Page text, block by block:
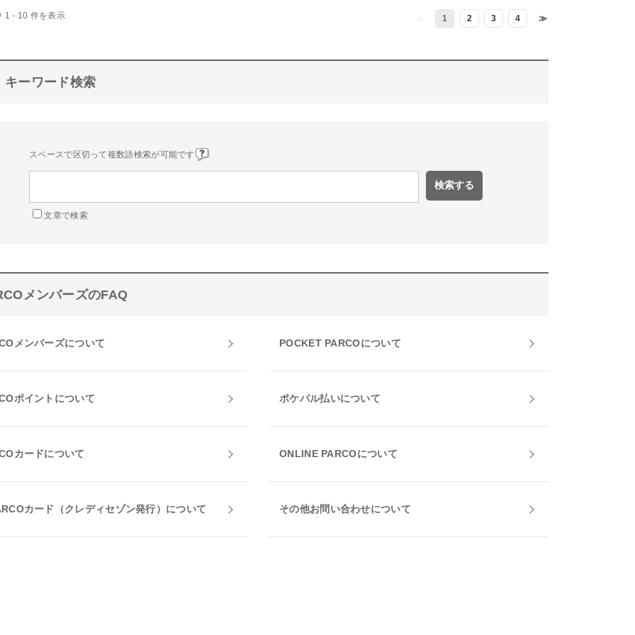
1 - 10 件を表示 ≪ 1 2 3 4 ≫
キーワード検索
スペースで区切って複数語検索が可能です
文章で検索
メンバーズのFAQ
メンバーズについて POCKET PARCOについて
ポイントについて ポケパル払いについて
カードについて ONLINE PARCOについて
カード（クレディセゾン発行）について その他お問い合わせについて